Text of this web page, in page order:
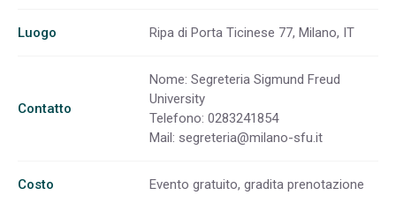
Luogo Ripa di Porta Ticinese 77, Milano, IT
Contatto
Nome: Segreteria Sigmund Freud
University
Telefono: 0283241854
Mail: segreteria@milano-sfu.it
Costo Evento gratuito, gradita prenotazione